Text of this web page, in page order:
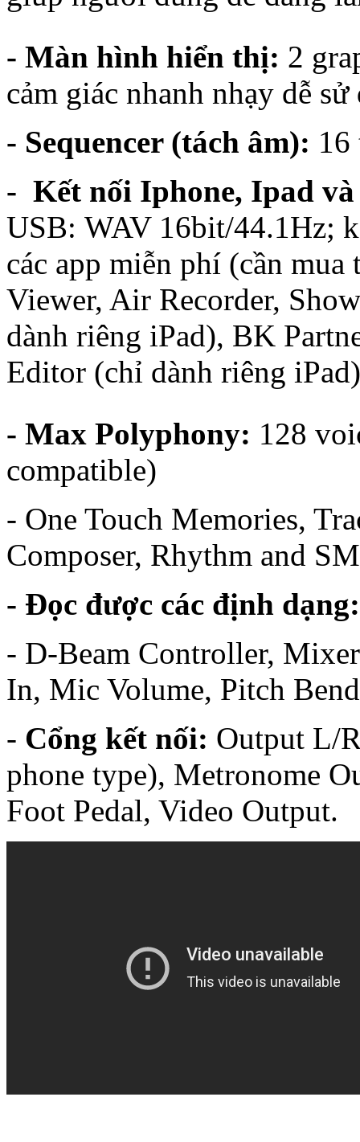
- Màn hình hiển thị: 2
cảm giác nhanh nhạy dễ sử
- Sequencer (tách âm): 16
- Kết nối Iphone, Ipad
USB: WAV 16bit/44.1Hz;
các app miễn phí (cần
Viewer, Air Recorder,
dành riêng iPad), BK
Editor (chỉ dành riêng iPad)
- Max Polyphony: 128
compatible)
- One Touch Memories,
Composer, Rhythm and
- Đọc được các định dạng:
- D-Beam Controller,
In, Mic Volume, Pitch
- Cổng kết nối: Output L/
phone type), Metronome
Foot Pedal, Video Output.